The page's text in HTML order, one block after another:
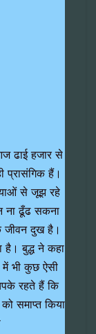
ढाई हजार से
प्रासंगिक हैं।
से जूझ रहे
ना ढूँढ सकना
जीवन दुख है।
है। बुद्ध ने कहा
में भी कुछ ऐसी
रहते हैं कि
समाप्त किया